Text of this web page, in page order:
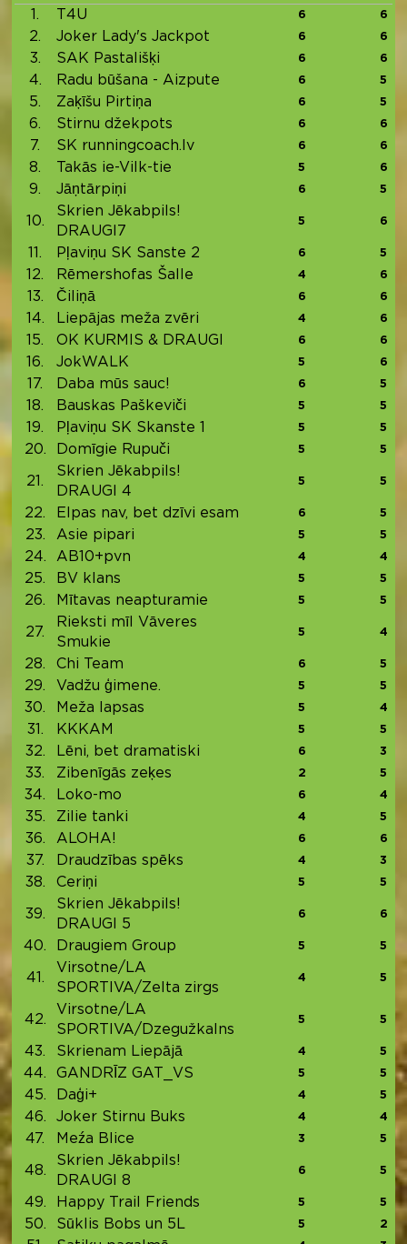
1. T4U 6 6
2. Joker Lady's Jackpot 6 6
3. SAK Pastališķi 6 6
4. Radu būšana - Aizpute 6 5
5. Zaķīšu Pirtiņa 6 5
6. Stirnu džekpots 6 6
7. SK runningcoach.lv 6 6
8. Takās ie-Vilk-tie 5 6
9. Jāņtārpiņi 6 5
10.
Skrien Jēkabpils!
DRAUGI7
5 6
11. Pļaviņu SK Sanste 2 6 5
12. Rēmershofas Šalle 4 6
13. Čiliņā 6 6
14. Liepājas meža zvēri 4 6
15. OK KURMIS & DRAUGI 6 6
16. JokWALK 5 6
17. Daba mūs sauc! 6 5
18. Bauskas Paškeviči 5 5
19. Pļaviņu SK Skanste 1 5 5
20. Domīgie Rupuči 5 5
21.
Skrien Jēkabpils!
DRAUGI 4
5 5
22. Elpas nav, bet dzīvi esam 6 5
23. Asie pipari 5 5
24. AB10+pvn 4 4
25. BV klans 5 5
26. Mītavas neapturamie 5 5
27.
Rieksti mīl Vāveres
Smukie
5 4
28. Chi Team 6 5
29. Vadžu ģimene. 5 5
30. Meža lapsas 5 4
31. KKKAM 5 5
32. Lēni, bet dramatiski 6 3
33. Zibenīgās zeķes 2 5
34. Loko-mo 6 4
35. Zilie tanki 4 5
36. ALOHA! 6 6
37. Draudzības spēks 4 3
38. Ceriņi 5 5
39.
Skrien Jēkabpils!
DRAUGI 5
6 6
40. Draugiem Group 5 5
41.
Virsotne/LA
SPORTIVA/Zelta zirgs
4 5
42.
Virsotne/LA
SPORTIVA/Dzegužkalns
5 5
43. Skrienam Liepājā 4 5
44. GANDRĪZ GAT_VS 5 5
45. Daģi+ 4 5
46. Joker Stirnu Buks 4 4
47. Meźa Blice 3 5
48.
Skrien Jēkabpils!
DRAUGI 8
6 5
49. Happy Trail Friends 5 5
50. Sūklis Bobs un 5L 5 2